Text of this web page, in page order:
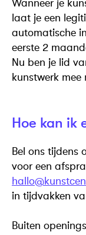
Wanneer je
laat je een
automatische
eerste 2
Nu ben je lid
kunstwerk mee
Hoe kan ik
Bel ons tijdens
voor een
in tijdvakken
Buiten